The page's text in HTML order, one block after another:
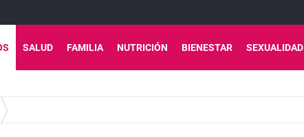
SALUD FAMILIA NUTRICIÓN BIENESTAR SEXUALIDAD